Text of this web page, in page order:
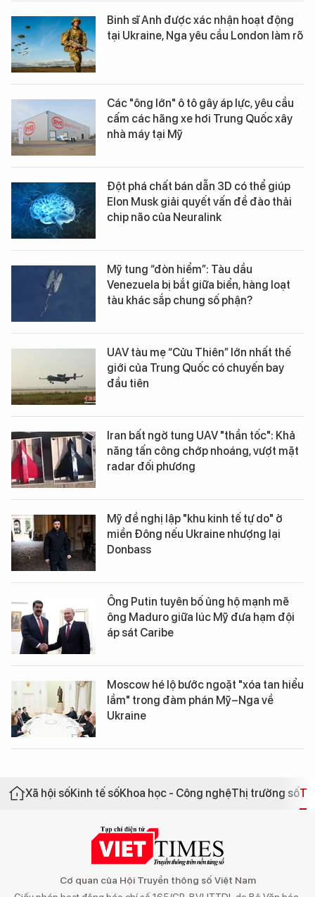
Binh sĩ Anh được xác nhận hoạt động
tại Ukraine, Nga yêu cầu London làm rõ
Các "ông lớn" ô tô gây áp lực, yêu cầu
cấm các hãng xe hơi Trung Quốc xây
nhà máy tại Mỹ
Đột phá chất bán dẫn 3D có thể giúp
Elon Musk giải quyết vấn đề đào thải
chip não của Neuralink
Mỹ tung “đòn hiểm”: Tàu dầu
Venezuela bị bắt giữa biển, hàng loạt
tàu khác sắp chung số phận?
UAV tàu mẹ “Cửu Thiên” lớn nhất thế
giới của Trung Quốc có chuyến bay
đầu tiên
Iran bất ngờ tung UAV "thần tốc": Khả
năng tấn công chớp nhoáng, vượt mặt
radar đối phương
Mỹ đề nghị lập "khu kinh tế tự do" ở
miền Đông nếu Ukraine nhượng lại
Donbass
Ông Putin tuyên bố ủng hộ mạnh mẽ
ông Maduro giữa lúc Mỹ đưa hạm đội
áp sát Caribe
Moscow hé lộ bước ngoặt "xóa tan hiểu
lầm" trong đàm phán Mỹ–Nga về
Ukraine
Xã hội sốKinh tế sốKhoa học - Công nghệThị trường số
Cơ quan của Hội Truyền thông số Việt Nam